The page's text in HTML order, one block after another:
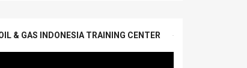
& GAS INDONESIA TRAINING CENTER